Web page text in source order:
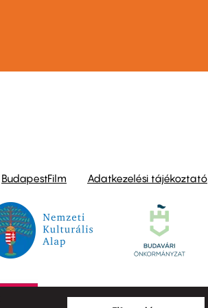
BudapestFilm Adatkezelési tájékoztató